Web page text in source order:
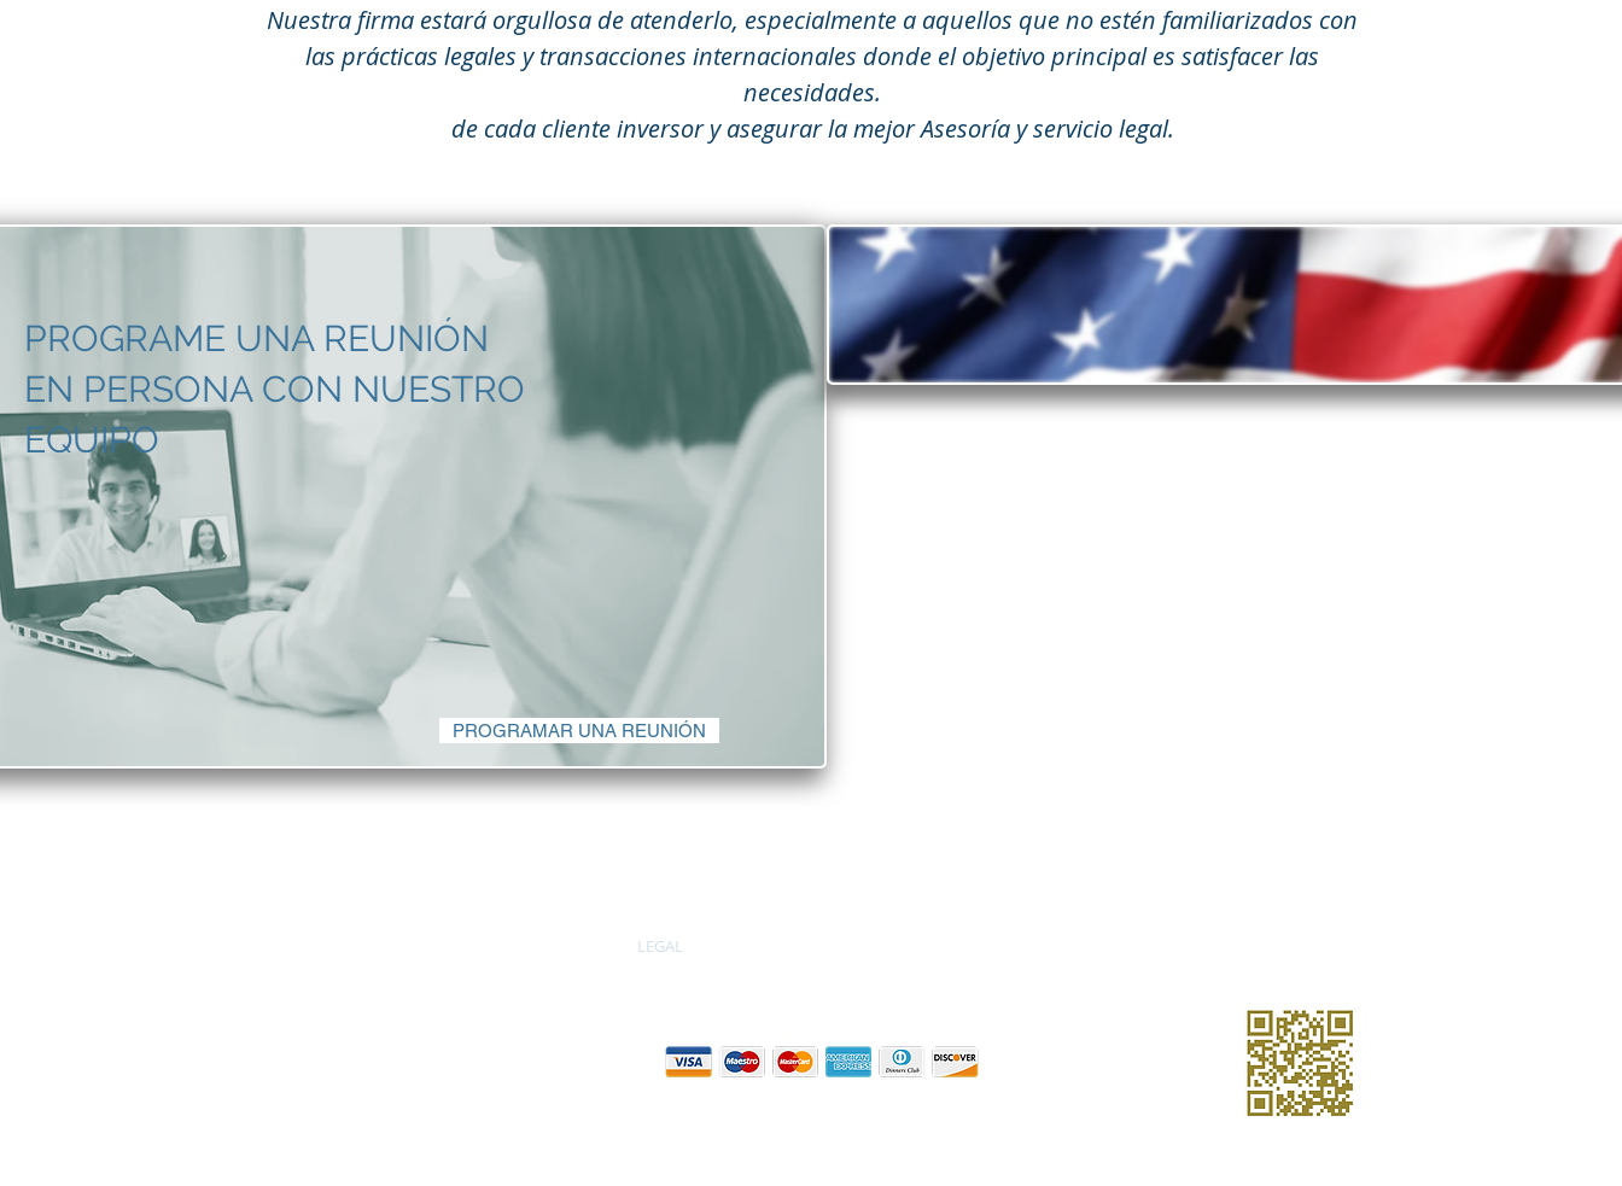
Nuestra firma estará orgullosa de atenderlo, especialmente a aquellos que no estén familiarizados con
las prácticas legales y transacciones internacionales donde el objetivo principal es satisfacer las
necesidades.
de cada cliente inversor y asegurar la mejor Asesoría y servicio legal.
PROGRAME UNA REUNIÓN
EN PERSONA CON NUESTRO
EQUIPO
PROGRAMAR UNA REUNIÓN
LEGAL